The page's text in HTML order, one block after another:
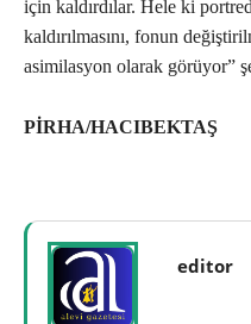
için kaldırdılar. Hele ki
kaldırılmasını, fonun
asimilasyon olarak görüyor”
PİRHA/HACIBEKTAŞ
editor